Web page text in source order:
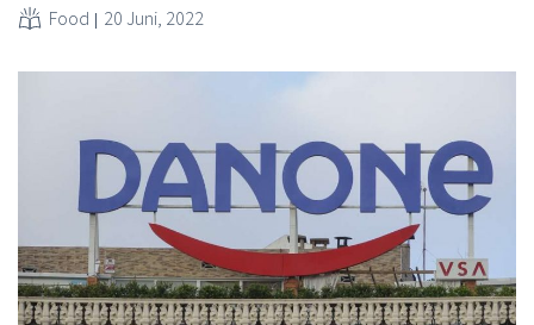
Food 20 Juni, 2022